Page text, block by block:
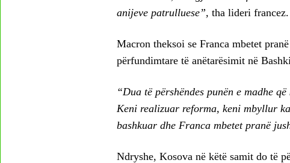
anijeve patrulluese”, tha lideri francez.
Macron theksoi se Franca mbetet
përfundimtare të anëtarësimit në
“Dua të përshëndes punën e madhe
Keni realizuar reforma, keni mbyllur
bashkuar dhe Franca mbetet pranë
Ndryshe, Kosova në këtë samit do të